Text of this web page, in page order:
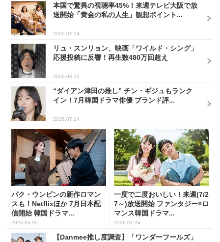
本国で驚異の視聴率45%！来週テレビ大阪で放
送開始「黄金の私の人生」観想ポイント...
2026.07.14
リュ・スンリョン、映画「ワイルド・シング」
応援投稿に反響！再生数480万回超え
2026.06.12
“ダイアン津田の推し” チン・ギジュもランク
イン！7月韓国ドラマ俳優 ブランド評...
2026.07.14
パク・ウンビンの新作ロマン
スも！Netflixほか 7月日本配
信開始 韓国ドラマ...
2026.06.30
一度で二度おいしい！来週(7/2
7～)放送開始 ファンタジー×ロ
マンス韓国ドラマ...
2026.07.24
【Danmee推し度調査】「ワンダーフールズ」